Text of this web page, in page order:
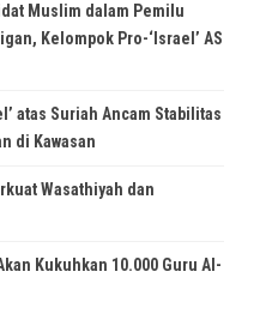
Muslim dalam Pemilu
Kelompok Pro-‘Israel’ AS
atas Suriah Ancam Stabilitas
di Kawasan
Wasathiyah dan
Kukuhkan 10.000 Guru Al-